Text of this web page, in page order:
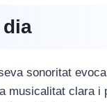
sonoritat
musicalitat clara